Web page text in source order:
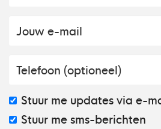
Stuur me updates via e-
Stuur me sms-berichten